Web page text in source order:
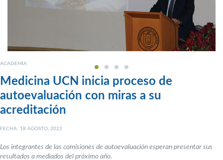
ACADEMIA
Medicina UCN inicia proceso de
autoevaluación con miras a su
acreditación
FECHA: 18 AGOSTO, 2022
Los integrantes de las comisiones de autoevaluación esperan presentar sus
resultados a mediados del próximo año.